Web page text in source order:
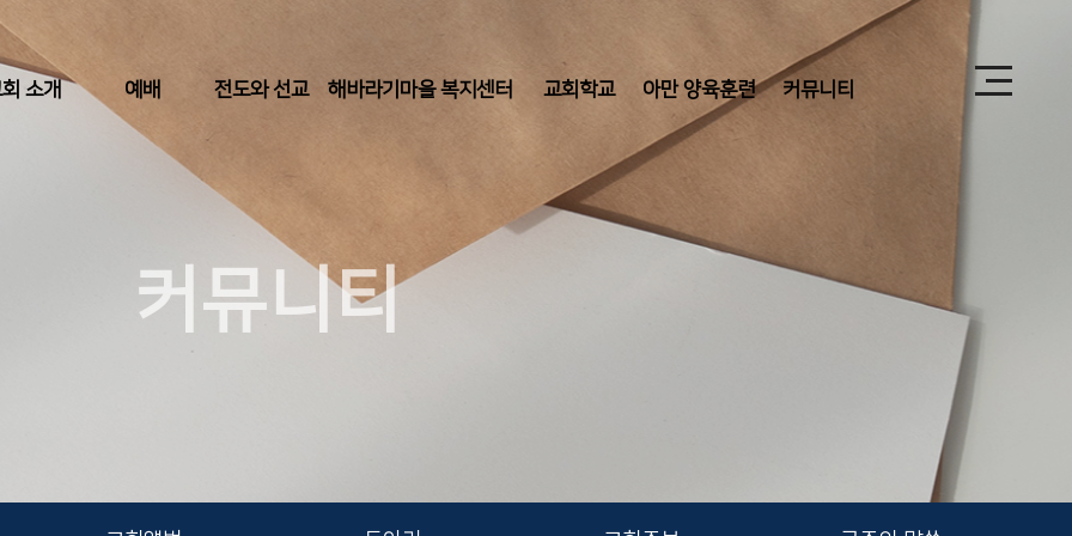
소개 예배 전도와 선교 해바라기마을 복지센터 교회학교 아만 양육훈련 커뮤니티
커뮤니티